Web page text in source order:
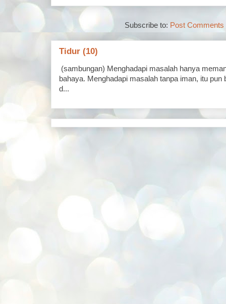
Subscribe to: Post Comments
Tidur (10)
(sambungan) Menghadapi masalah hanya
bahaya. Menghadapi masalah tanpa iman, itu
d...